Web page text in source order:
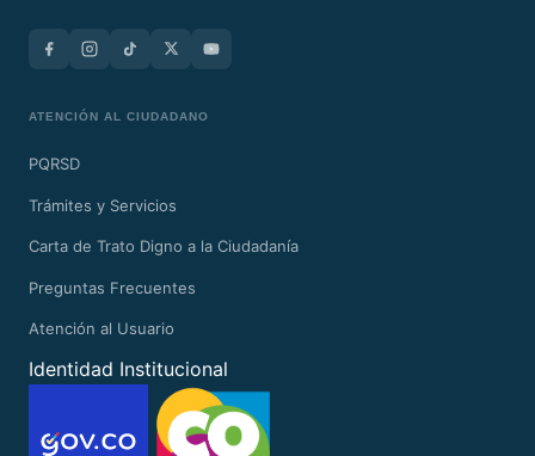
ATENCIÓN AL CIUDADANO
PQRSD
Trámites y Servicios
Carta de Trato Digno a la Ciudadanía
Preguntas Frecuentes
Atención al Usuario
Identidad Institucional